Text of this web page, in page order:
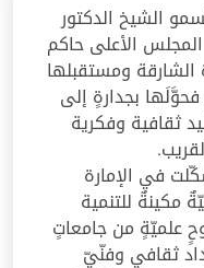
الشيخ الدكتور
الأعلى حاكم
الشارقة ومستقبلها
بجدارةٍ إلى
ثقافية وفكرية
في الإمارة
مكينةٌ للتنمية
علميّةٍ من جامعاتٍ
ثقافي وفنّيّ